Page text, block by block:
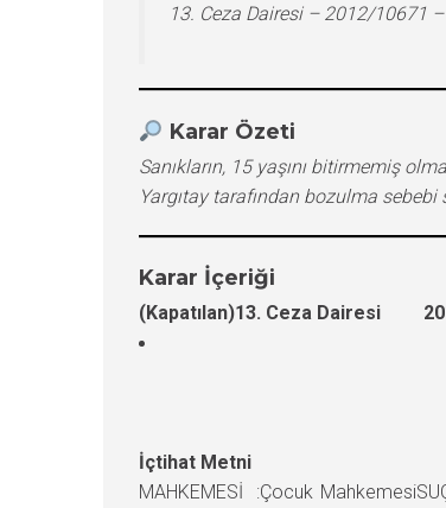
13. Ceza Dairesi – 2012/10671
Karar Özeti
Sanıkların, 15 yaşını bitirmemiş
Yargıtay tarafından bozulma sebebi
Karar İçeriği
(Kapatılan)13. Ceza Dairesi
İçtihat Metni
MAHKEMESİ :Çocuk